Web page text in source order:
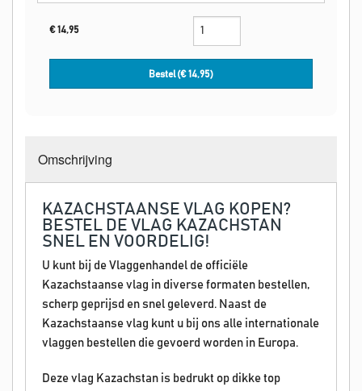
€14,95
Bestel (€14,95)
Omschrijving
KAZACHSTAANSE VLAG KOPEN?
BESTEL DE VLAG KAZACHSTAN
SNEL EN VOORDELIG!
U kunt bij de Vlaggenhandel de officiële
Kazachstaanse vlag in diverse formaten bestellen,
scherp geprijsd en snel geleverd. Naast de
Kazachstaanse vlag kunt u bij ons alle internationale
vlaggen bestellen die gevoerd worden in Europa.
Deze vlag Kazachstan is bedrukt op dikke top